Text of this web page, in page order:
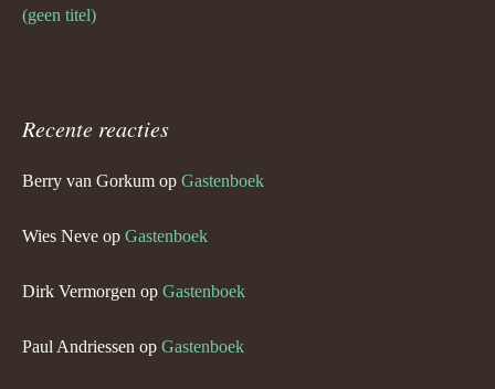
(geen titel)
Recente reacties
Berry van Gorkum op Gastenboek
Wies Neve op Gastenboek
Dirk Vermorgen op Gastenboek
Paul Andriessen op Gastenboek